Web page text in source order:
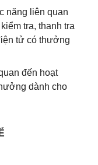
năng liên quan
tra, thanh tra
tử có thưởng
đến hoạt
dành cho